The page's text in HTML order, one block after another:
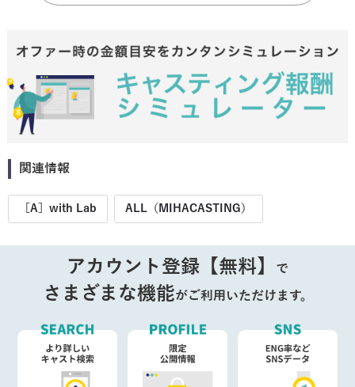
関連情報
［A］with Lab ALL（MIHACASTING）
アカウント登録【無料】 で
さまざまな機能がご利用いただけます。